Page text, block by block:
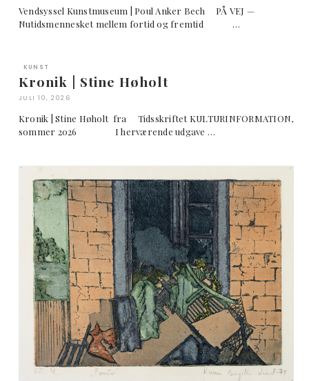
Vendsyssel Kunstmuseum | Poul Anker Bech PÅ VEJ —
Nutidsmennesket mellem fortid og fremtid …
KUNST
Kronik | Stine Høholt
JULI 10, 2026
Kronik | Stine Høholt fra Tidsskriftet KULTURINFORMATION,
sommer 2026 I herværende udgave …